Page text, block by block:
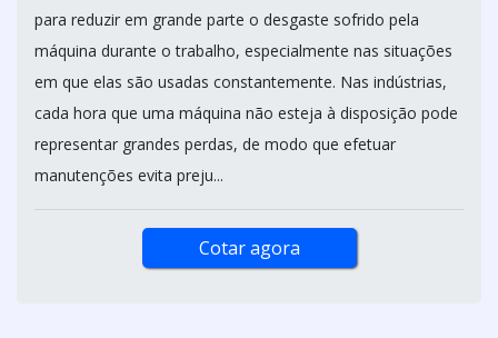
para reduzir em grande parte o desgaste sofrido pela
máquina durante o trabalho, especialmente nas situações
em que elas são usadas constantemente. Nas indústrias,
cada hora que uma máquina não esteja à disposição pode
representar grandes perdas, de modo que efetuar
manutenções evita preju...
Cotar agora